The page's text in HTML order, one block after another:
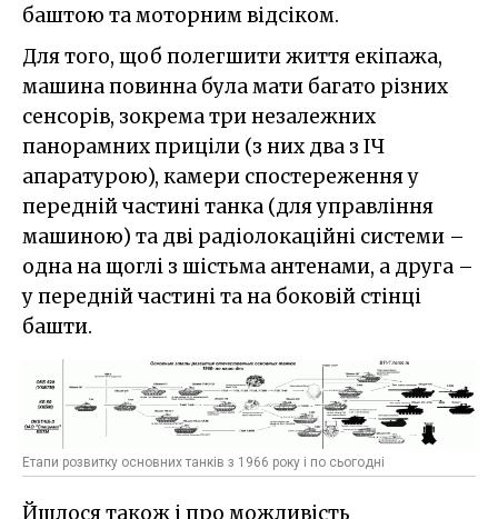
баштою та моторним відсіком.
Для того, щоб полегшити життя екіпажа,
машина повинна була мати багато різних
сенсорів, зокрема три незалежних
панорамних приціли (з них два з ІЧ
апаратурою), камери спостереження у
передній частині танка (для управління
машиною) та дві радіолокаційні системи –
одна на щоглі з шістьма антенами, а друга –
у передній частині та на боковій стінці
башти.
Етапи розвитку основних танків з 1966 року і по сьогодні
Йшлося також і про можливість